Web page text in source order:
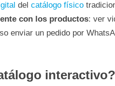
del catálogo físico
con los productos: ver
enviar un pedido por
interactivo?